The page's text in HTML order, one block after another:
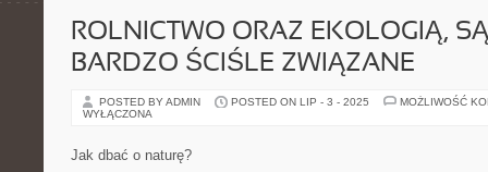
ROLNICTWO ORAZ EKOLOGIĄ,
BARDZO ŚCIŚLE ZWIĄZANE
POSTED BY ADMIN POSTED ON LIP - 3 - 2025
MOŻLIWOŚĆ
WYŁĄCZONA
Jak dbać o naturę?